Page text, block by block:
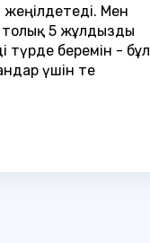
Мен
толық 5 жұлдызды
түрде беремін - бұл
үшін өте